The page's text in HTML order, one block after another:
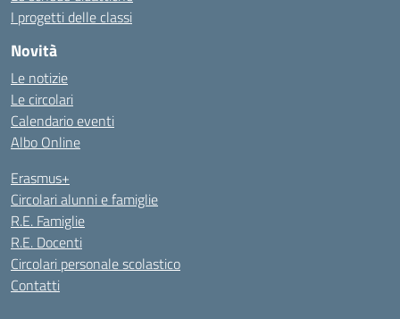
I progetti delle classi
Novità
Le notizie
Le circolari
Calendario eventi
Albo Online
Erasmus+
Circolari alunni e famiglie
R.E. Famiglie
R.E. Docenti
Circolari personale scolastico
Contatti